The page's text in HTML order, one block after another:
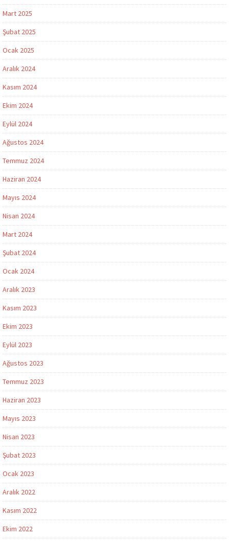
Mart 2025
Şubat 2025
Ocak 2025
Aralık 2024
Kasım 2024
Ekim 2024
Eylül 2024
Ağustos 2024
Temmuz 2024
Haziran 2024
Mayıs 2024
Nisan 2024
Mart 2024
Şubat 2024
Ocak 2024
Aralık 2023
Kasım 2023
Ekim 2023
Eylül 2023
Ağustos 2023
Temmuz 2023
Haziran 2023
Mayıs 2023
Nisan 2023
Şubat 2023
Ocak 2023
Aralık 2022
Kasım 2022
Ekim 2022